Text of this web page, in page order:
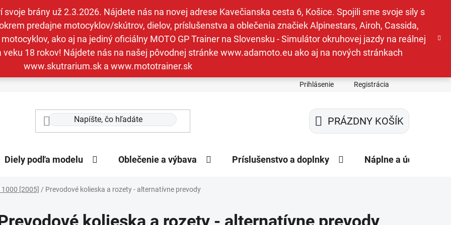
brány už 2.3.2026. Nájdete nás na novej adrese Kavečianska cesta 6, Košice. Spojili sme svoje sily s
predajne motocyklov/skútrov, dielov, príslušenstva a oblečenia značiek Alpinestars, Airoh, Cassida,
ako aj na jediný oficiálny MOTO GP Trainer na Slovensku - Simulátor okruhovej jazdy na reálnej
18 rokov! Nájdete nás na našej pôvodnej stránke www.adamoto.eu ako aj na nových stránkach
www.skutrarium.sk a www.mototrainer.sk
Prihlásenie Registrácia
NÁKUPNÝ
KOŠÍK
PRÁZDNY KOŠÍK
Diely podľa modelu Oblečenie a výbava Príslušenstvo a doplnky Náplne a údržba
1000 [2005] / Prevodové kolieska a rozety - alternatívne prevody
kolieska a rozety - alternatívne prevody